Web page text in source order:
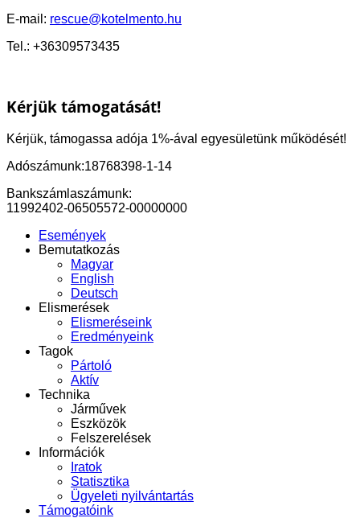
E-mail: rescue@kotelmento.hu
Tel.: +36309573435
Kérjük támogatását!
Kérjük, támogassa adója 1%-ával egyesületünk működését!
Adószámunk:18768398-1-14
Bankszámlaszámunk:
11992402-06505572-00000000
Események
Bemutatkozás
Magyar
English
Deutsch
Elismerések
Elismeréseink
Eredményeink
Tagok
Pártoló
Aktív
Technika
Járművek
Eszközök
Felszerelések
Információk
Iratok
Statisztika
Ügyeleti nyilvántartás
Támogatóink